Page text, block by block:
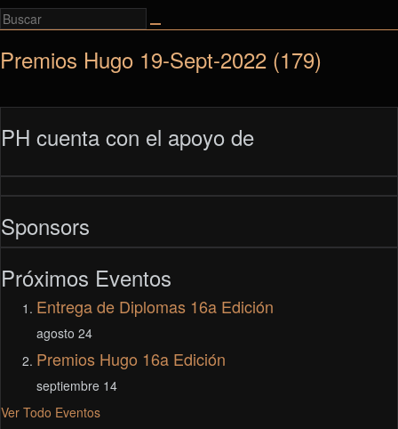
Premios Hugo 19-Sept-2022 (179)
PH cuenta con el apoyo de
Sponsors
Próximos Eventos
Entrega de Diplomas 16a Edición
agosto 24
Premios Hugo 16a Edición
septiembre 14
Ver Todo Eventos